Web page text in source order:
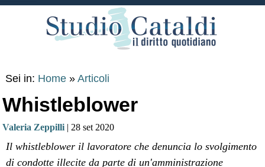
Sei in: Home »Articoli
Whistleblower
Valeria Zeppilli | 28 set 2020
Il whistleblower il lavoratore che denuncia lo svolgimento
di condotte illecite da parte di un'amministrazione